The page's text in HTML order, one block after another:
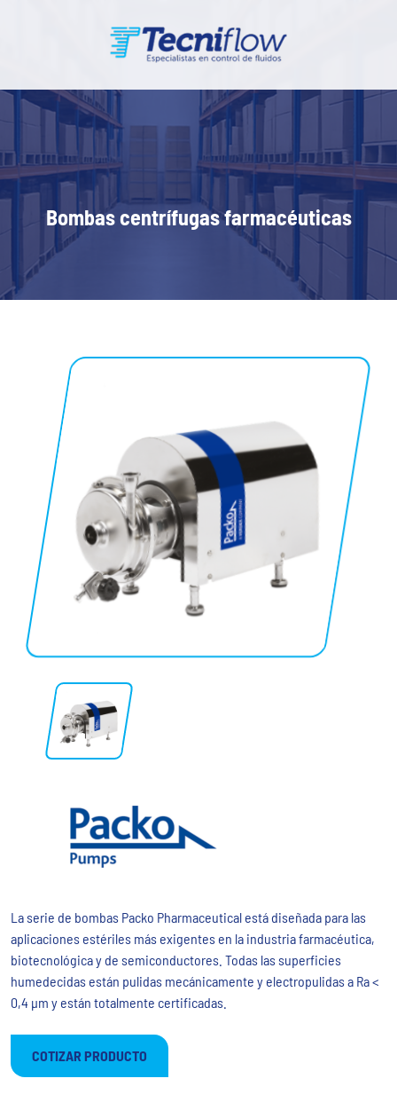
Bombas centrífugas farmacéuticas
La serie de bombas Packo Pharmaceutical está diseñada para las
aplicaciones estériles más exigentes en la industria farmacéutica,
biotecnológica y de semiconductores. Todas las superficies
humedecidas están pulidas mecánicamente y electropulidas a Ra <
0,4 μm y están totalmente certificadas.
COTIZAR PRODUCTO